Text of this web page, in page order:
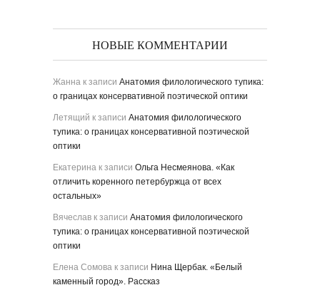
НОВЫЕ КОММЕНТАРИИ
Жанна к записи Анатомия филологического тупика:
о границах консервативной поэтической оптики
Летящий к записи Анатомия филологического
тупика: о границах консервативной поэтической
оптики
Екатерина к записи Ольга Несмеянова. «Как
отличить коренного петербуржца от всех
остальных»
Вячеслав к записи Анатомия филологического
тупика: о границах консервативной поэтической
оптики
Елена Сомова к записи Нина Щербак. «Белый
каменный город». Рассказ